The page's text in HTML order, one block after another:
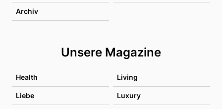
Archiv
Unsere Magazine
Health Living
Liebe Luxury